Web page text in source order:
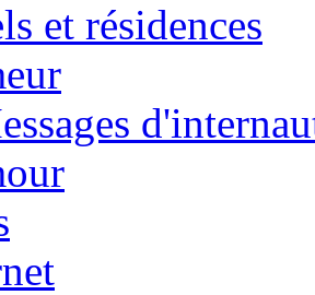
et résidences